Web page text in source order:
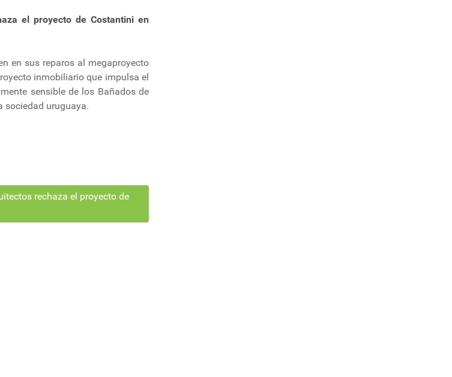
el proyecto de Costantini en
en sus reparos al megaproyecto
inmobiliario que impulsa el
sensible de los Bañados de
sociedad uruguaya.
rechaza el proyecto de